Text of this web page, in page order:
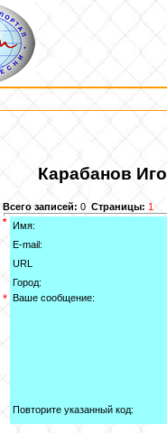
Карабанов
Всего записей: 0 Страницы: 1
*
Имя:
E-mail:
URL
Город:
* Ваше сообщение:
Повторите указанный код: